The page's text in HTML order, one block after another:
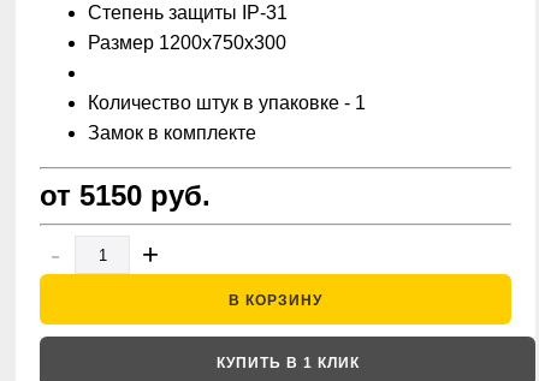
Степень защиты IP-31
Размер 1200х750х300
Количество штук в упаковке - 1
Замок в комплекте
от 5150 руб.
-
+
В КОРЗИНУ
КУПИТЬ В 1 КЛИК